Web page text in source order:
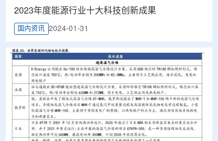
2023年度能源行业十大科技创新成果
国内资讯 2024-01-31